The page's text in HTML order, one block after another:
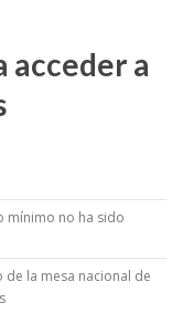
acceder a
mínimo no ha sido
la mesa nacional de